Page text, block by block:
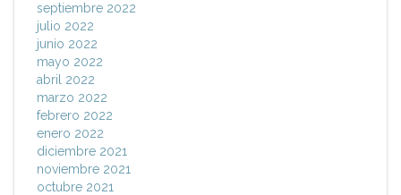
septiembre 2022
julio 2022
junio 2022
mayo 2022
abril 2022
marzo 2022
febrero 2022
enero 2022
diciembre 2021
noviembre 2021
octubre 2021